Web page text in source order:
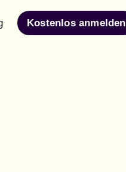
Kostenlos anmelden